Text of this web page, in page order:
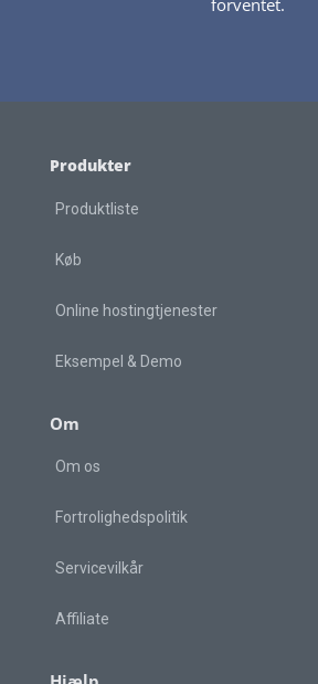
Produkter
Produktliste
Køb
Online hostingtjenester
Eksempel & Demo
Om
Om os
Fortrolighedspolitik
Servicevilkår
Affiliate